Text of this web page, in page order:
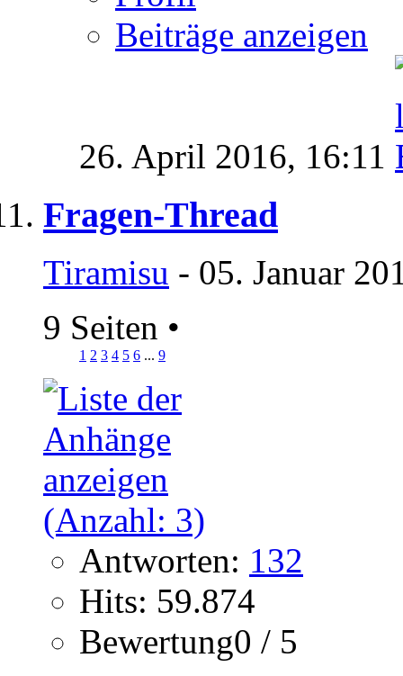
Beiträge anzeigen
26. April 2016, 16:11
Fragen-Thread
Tiramisu - 05. Januar
9 Seiten •
1 2 3 4 5 6 ... 9
Antworten: 132
Hits: 59.874
Bewertung0 / 5